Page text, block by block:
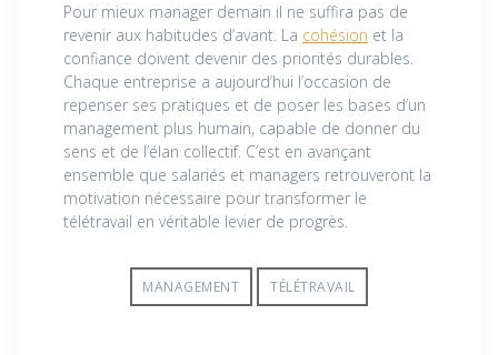
Pour mieux manager demain il ne suffira pas de
revenir aux habitudes d’avant. La cohésion et la
confiance doivent devenir des priorités durables.
Chaque entreprise a aujourd’hui l’occasion de
repenser ses pratiques et de poser les bases d’un
management plus humain, capable de donner du
sens et de l’élan collectif. C’est en avançant
ensemble que salariés et managers retrouveront la
motivation nécessaire pour transformer le
télétravail en véritable levier de progrès.
MANAGEMENT TÉLÉTRAVAIL